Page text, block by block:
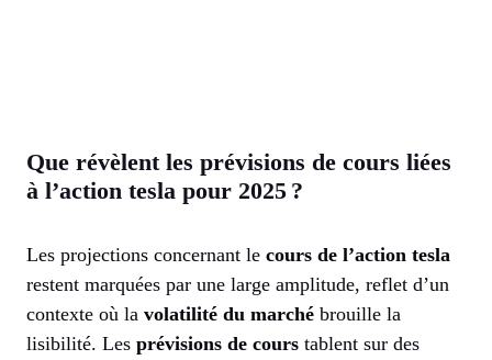
Que révèlent les prévisions de cours liées
à l’action tesla pour 2025 ?
Les projections concernant le cours de l’action tesla
restent marquées par une large amplitude, reflet d’un
contexte où la volatilité du marché brouille la
lisibilité. Les prévisions de cours tablent sur des